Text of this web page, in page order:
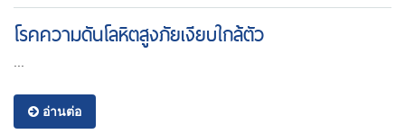
โรคความดันโลหิตสูงภัยเงียบใกล้ตัว
...
อ่านต่อ